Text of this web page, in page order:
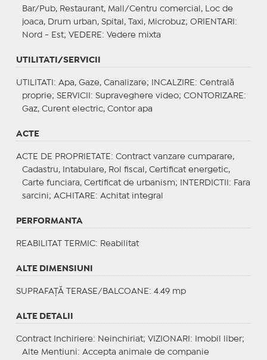
Bar/Pub, Restaurant, Mall/Centru comercial, Loc de
joaca, Drum urban, Spital, Taxi, Microbuz; ORIENTARI :
Nord - Est; VEDERE : Vedere mixta
UTILITATI/SERVICII
UTILITATI : Apa, Gaze, Canalizare; INCALZIRE : Centrală
proprie; SERVICII : Supraveghere video; CONTORIZARE :
Gaz, Curent electric, Contor apa
ACTE
ACTE DE PROPRIETATE : Contract vanzare cumparare,
Cadastru, Intabulare, Rol fiscal, Certificat energetic,
Carte funciara, Certificat de urbanism;
INTERDICTII : Fara
sarcini; ACHITARE : Achitat integral
PERFORMANTA
REABILITAT TERMIC: Reabilitat
ALTE DIMENSIUNI
SUPRAFAȚĂ TERASE/BALCOANE: 4.49 mp
ALTE DETALII
Contract Inchiriere: Neinchiriat; VIZIONARI : Imobil liber;
Alte Mentiuni: Accepta animale de companie